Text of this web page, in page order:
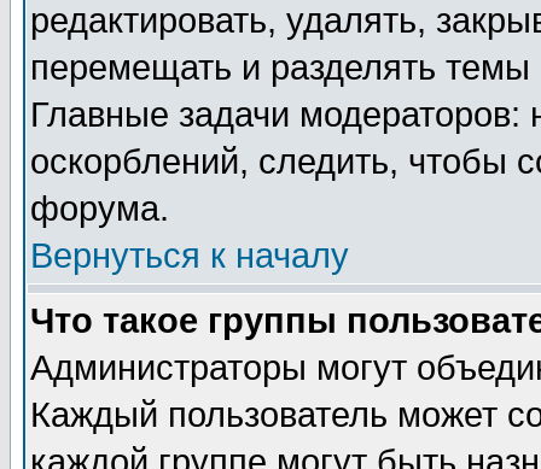
редактировать, удалять,
перемещать и разделять
Главные задачи
оскорблений, следить, чтобы
форума.
Вернуться к началу
Что такое группы
Администраторы могут
Каждый пользователь может